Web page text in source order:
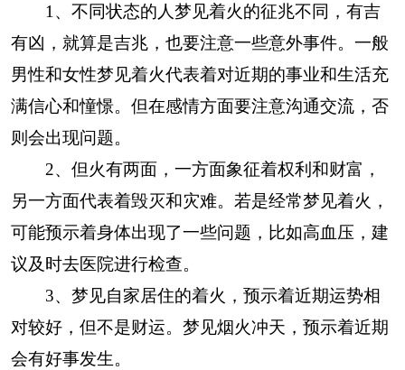
1、不同状态的人梦见着火的征兆不同，有吉
有凶，就算是吉兆，也要注意一些意外事件。一般
男性和女性梦见着火代表着对近期的事业和生活充
满信心和憧憬。但在感情方面要注意沟通交流，否
则会出现问题。
2、但火有两面，一方面象征着权利和财富，
另一方面代表着毁灭和灾难。若是经常梦见着火，
可能预示着身体出现了一些问题，比如高血压，建
议及时去医院进行检查。
3、梦见自家居住的着火，预示着近期运势相
对较好，但不是财运。梦见烟火冲天，预示着近期
会有好事发生。